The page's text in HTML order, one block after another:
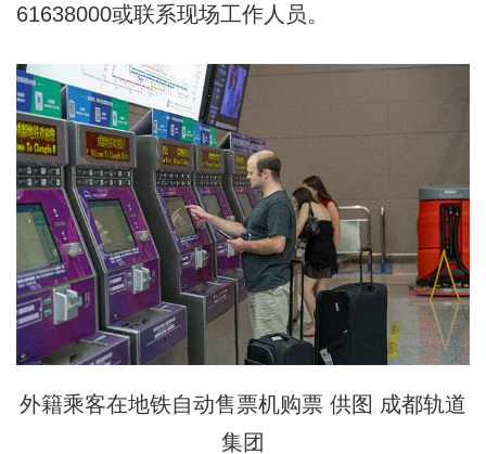
61638000或联系现场工作人员。
外籍乘客在地铁自动售票机购票 供图 成都轨道
集团